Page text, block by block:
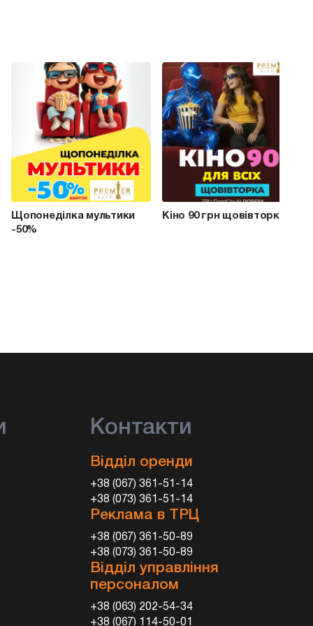
Щопонеділка мультики
-50%
Кіно 90 грн щовівторка
Контакти
Відділ оренди
+38 (067) 361-51-14
+38 (073) 361-51-14
Реклама в ТРЦ
+38 (067) 361-50-89
+38 (073) 361-50-89
Відділ управління
персоналом
+38 (063) 202-54-34
+38 (067) 114-50-01